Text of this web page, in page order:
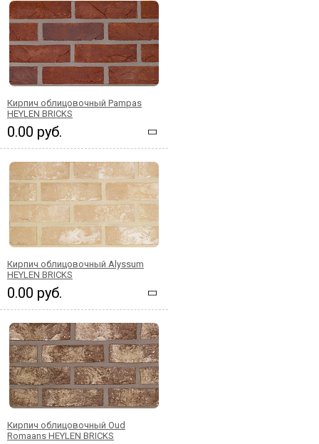
Кирпич облицовочный Pampas
HEYLEN BRICKS
0.00 руб.
Кирпич облицовочный Alyssum
HEYLEN BRICKS
0.00 руб.
Кирпич облицовочный Oud
Romaans HEYLEN BRICKS